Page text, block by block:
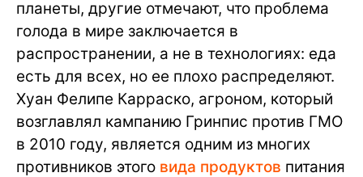
планеты, другие отмечают, что проблема
голода в мире заключается в
распространении, а не в технологиях: еда
есть для всех, но ее плохо распределяют.
Хуан Фелипе Карраско, агроном, который
возглавлял кампанию Гринпис против ГМО
в 2010 году, является одним из многих
противников этого вида продуктов питания